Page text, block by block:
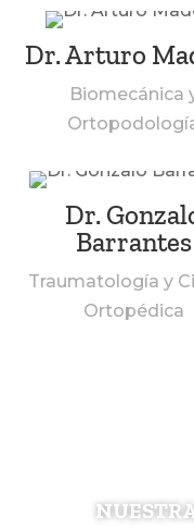
Dr. Arturo
Biomecánica
Dr.
Barrantes
Traumatología y
Ortopédica